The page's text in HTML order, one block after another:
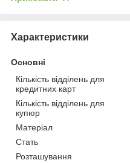
Характеристики
Основні
Кількість відділень для
кредитних карт
Кількість відділень для
купюр
Матеріал
Стать
Розташування